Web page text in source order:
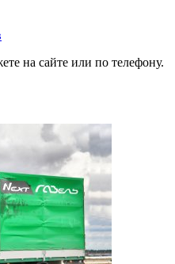
на сайте или по телефону.